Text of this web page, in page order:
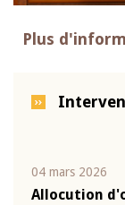
Plus
04 mars 2026
Allocution